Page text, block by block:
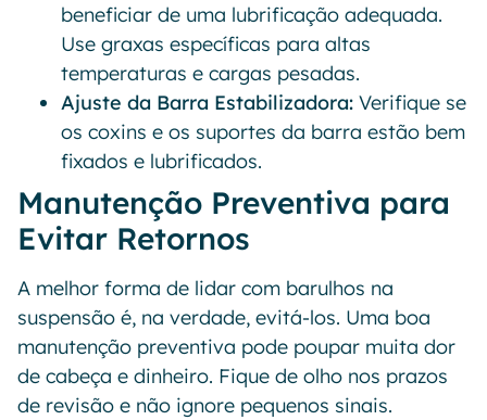
beneficiar de uma lubrificação adequada.
Use graxas específicas para altas
temperaturas e cargas pesadas.
Ajuste da Barra Estabilizadora: Verifique se
os coxins e os suportes da barra estão bem
fixados e lubrificados.
Manutenção Preventiva para
Evitar Retornos
A melhor forma de lidar com barulhos na
suspensão é, na verdade, evitá-los. Uma boa
manutenção preventiva pode poupar muita dor
de cabeça e dinheiro. Fique de olho nos prazos
de revisão e não ignore pequenos sinais.